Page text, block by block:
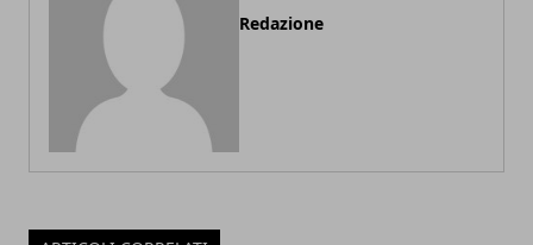
Redazione